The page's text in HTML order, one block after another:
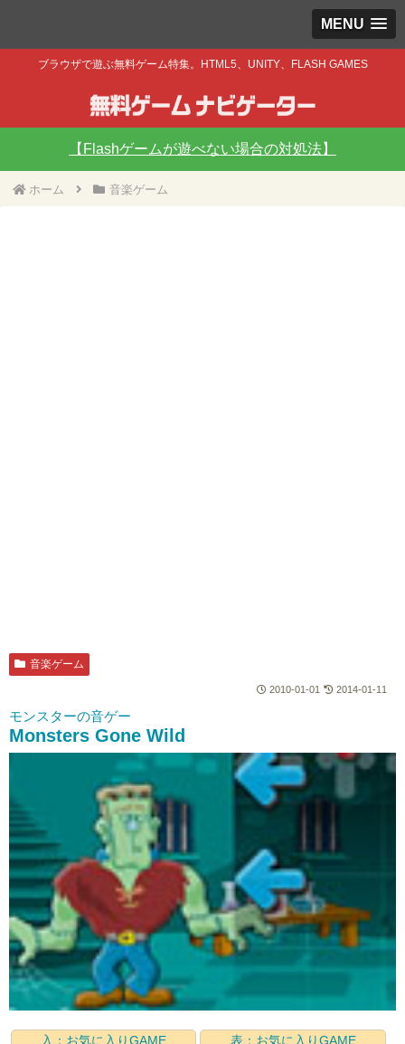
MENU
ブラウザで遊ぶ無料ゲーム特集。HTML5、UNITY、FLASH GAMES
【Flashゲームが遊べない場合の対処法】
ホーム 音楽ゲーム
音楽ゲーム
2010-01-01 2014-01-11
モンスターの音ゲー
Monsters Gone Wild
入：お気に入りGAME 表：お気に入りGAME